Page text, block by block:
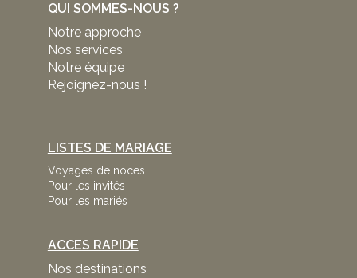
QUI SOMMES-NOUS ?
Notre approche
Nos services
Notre équipe
Rejoignez-nous !
LISTES DE MARIAGE
Voyages de noces
Pour les invités
Pour les mariés
ACCES RAPIDE
Nos destinations